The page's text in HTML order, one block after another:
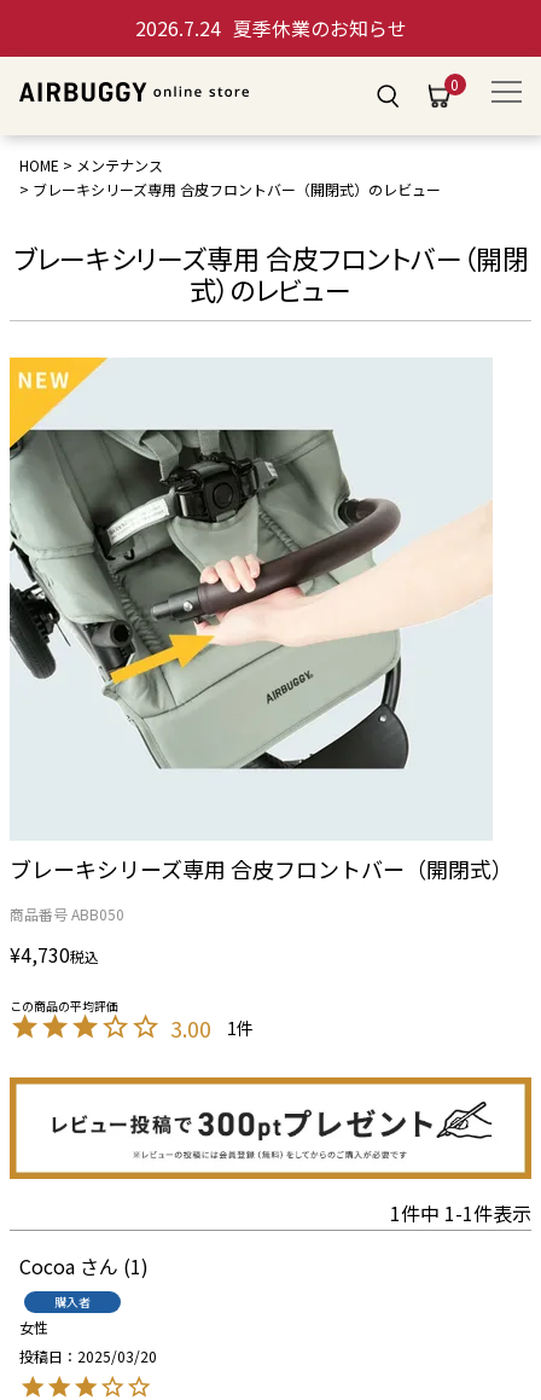
2026.7.24 夏季休業のお知らせ
0
HOME
メンテナンス
ブレーキシリーズ専用 合皮フロントバー（開閉式）のレビュー
ブレーキシリーズ専用 合皮フロントバー（開閉
式）のレビュー
ブレーキシリーズ専用 合皮フロントバー（開閉式）
商品番号ABB050
¥4,730税込
3.00 1
1件中 1-1件表示
Cocoa
1
購入者
女性
投稿日
2025/03/20